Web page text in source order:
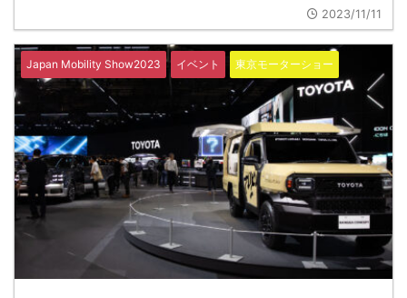
2023/11/11
Japan Mobility Show2023 イベント 東京モーターショー